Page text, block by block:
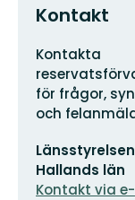
Kontakt
Adress
Kontakta
för frågor,
och
postadress
Hallands län
Kontakt via